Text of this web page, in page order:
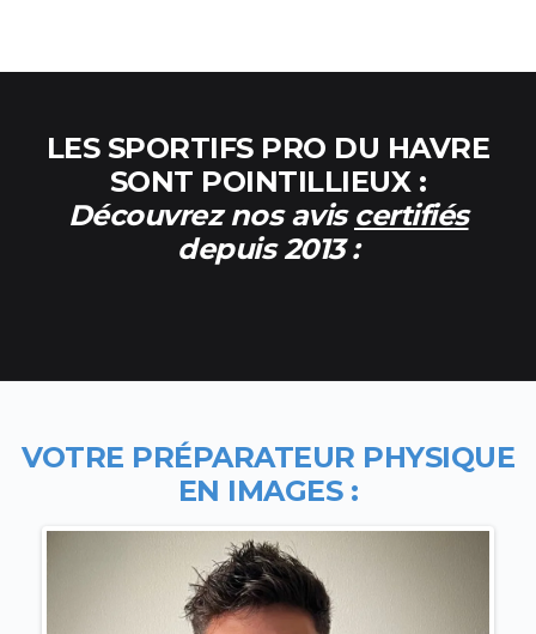
LES SPORTIFS PRO DU HAVRE
SONT POINTILLIEUX :
Découvrez nos avis certifiés
depuis 2013 :
VOTRE PRÉPARATEUR PHYSIQUE
EN IMAGES :